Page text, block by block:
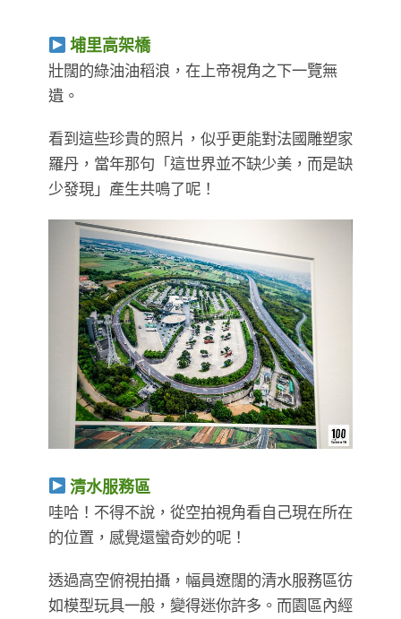
埔里高架橋
壯闊的綠油油稻浪，在上帝視角之下一覽無
遺。
看到這些珍貴的照片，似乎更能對法國雕塑家
羅丹，當年那句「這世界並不缺少美，而是缺
少發現」產生共鳴了呢！
清水服務區
哇哈！不得不說，從空拍視角看自己現在所在
的位置，感覺還蠻奇妙的呢！
透過高空俯視拍攝，幅員遼闊的清水服務區彷
如模型玩具一般，變得迷你許多。而園區內經